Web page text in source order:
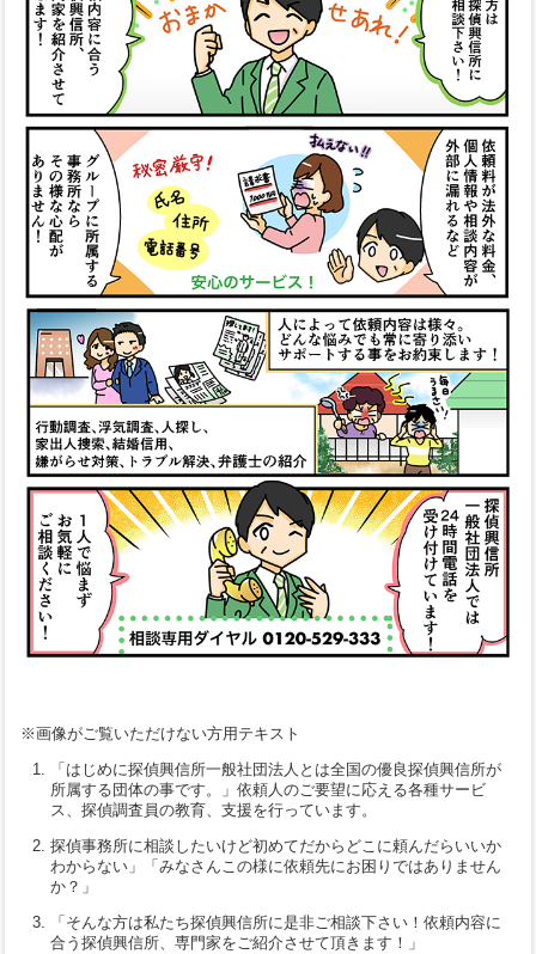
※画像がご覧いただけない方用テキスト
「はじめに探偵興信所一般社団法人とは全国の優良探偵興信所が
所属する団体の事です。」依頼人のご要望に応える各種サービ
ス、探偵調査員の教育、支援を行っています。
探偵事務所に相談したいけど初めてだからどこに頼んだらいいか
わからない」「みなさんこの様に依頼先にお困りではありません
か？」
「そんな方は私たち探偵興信所に是非ご相談下さい！依頼内容に
合う探偵興信所、専門家をご紹介させて頂きます！」